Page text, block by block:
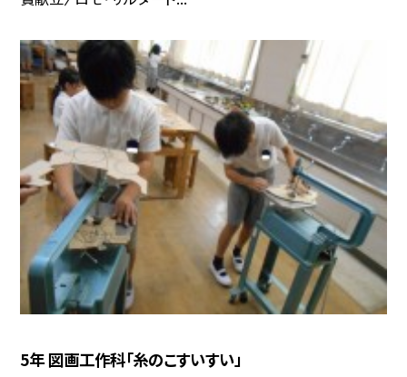
5年 図画工作科「糸のこすいすい」